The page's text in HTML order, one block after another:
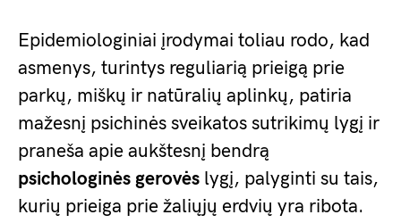
Epidemiologiniai įrodymai toliau rodo, kad
asmenys, turintys reguliarią prieigą prie
parkų, miškų ir natūralių aplinkų, patiria
mažesnį psichinės sveikatos sutrikimų lygį ir
praneša apie aukštesnį bendrą
psichologinės gerovės lygį, palyginti su tais,
kurių prieiga prie žaliųjų erdvių yra ribota.